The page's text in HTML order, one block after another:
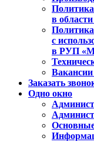
в
с
в РУП
Заказать
Одно окно